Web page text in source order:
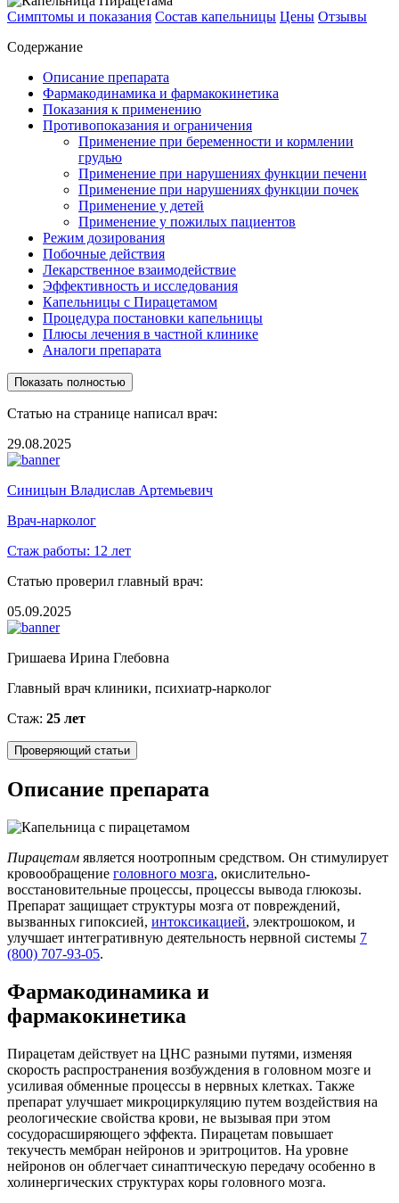
Симптомы и показания Состав капельницы Цены Отзывы
Содержание
Описание препарата
Фармакодинамика и фармакокинетика
Показания к применению
Противопоказания и ограничения
Применение при беременности и кормлении
грудью
Применение при нарушениях функции печени
Применение при нарушениях функции почек
Применение у детей
Применение у пожилых пациентов
Режим дозирования
Побочные действия
Лекарственное взаимодействие
Эффективность и исследования
Капельницы с Пирацетамом
Процедура постановки капельницы
Плюсы лечения в частной клинике
Аналоги препарата
Показать полностью
Статью на странице написал врач:
29.08.2025
Синицын Владислав Артемьевич
Врач-нарколог
Стаж работы: 12 лет
Статью проверил главный врач:
05.09.2025
Гришаева Ирина Глебовна
Главный врач клиники, психиатр-нарколог
Стаж: 25 лет
Проверяющий статьи
Описание препарата
Пирацетам является ноотропным средством. Он стимулирует
кровообращение головного мозга, окислительно-
восстановительные процессы, процессы вывода глюкозы.
Препарат защищает структуры мозга от повреждений,
вызванных гипоксией, интоксикацией, электрошоком, и
улучшает интегративную деятельность нервной системы 7
(800) 707-93-05.
Фармакодинамика и
фармакокинетика
Пирацетам действует на ЦНС разными путями, изменяя
скорость распространения возбуждения в головном мозге и
усиливая обменные процессы в нервных клетках. Также
препарат улучшает микроциркуляцию путем воздействия на
реологические свойства крови, не вызывая при этом
сосудорасширяющего эффекта. Пирацетам повышает
текучесть мембран нейронов и эритроцитов. На уровне
нейронов он облегчает синаптическую передачу особенно в
холинергических структурах коры головного мозга.